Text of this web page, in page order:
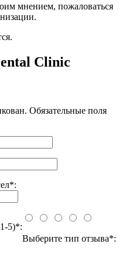
мнением, пожаловаться
Clinic
Обязательные поля
5)*:
Выберите тип отзыва*: